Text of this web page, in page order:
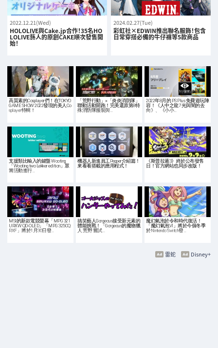
2022.12.21(Wed)
HOLOLIVE與Cake.jp合作！35名HO
LOLIVE藝人的原創CAKE順次發售開
始！
2024.02.27(Tue)
彩虹社×EDWIN推出聯名服飾！包含
日常穿搭必備的牛仔褲等5款商品
高質素的Cosplayer們！在TOKYO
GAME SHOW 2022發現的美人Co
splayer特輯！
「荒野行動」×「炎炎消防隊」
聯動活動開跑！完美還原第8特
殊消防隊服裝與…
2022年8月的 PS Plus 免費遊玩陣
容！《人中之龍7 光與闇的去
向》、《小小…
支援類比輸入的鍵盤 Wooting
「Wooting two Lekker edition」眾
籌活動進行…
機器人新進員工Pepper介紹篇！
來看看搭載的應用程式！
《斯普拉遁3》終於公布發售
日！官方網站也同步改版！
MSI的新款電競螢幕「MPG 321
URXW QD-OLED」「MPG 325CQ
RXF」將於1月30日發…
搞笑藝人Gorgeous接受新元素的
體能挑戰！「Gorgeous的魔物獵
人 荒野 嘗試…
魔幻氣泡於令和時代復活！
「魔幻氣泡VI」將於今個冬季
於Nintendo Switch發…
Disney+
雷蛇